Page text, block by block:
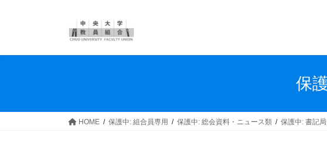
保
HOME 保護中: 組合員専用 保護中: 総会資料・ニュース類 保護中: 書記局